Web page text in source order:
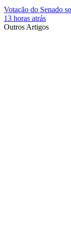
Votação do Senado
13 horas atrás
Outros Artigos